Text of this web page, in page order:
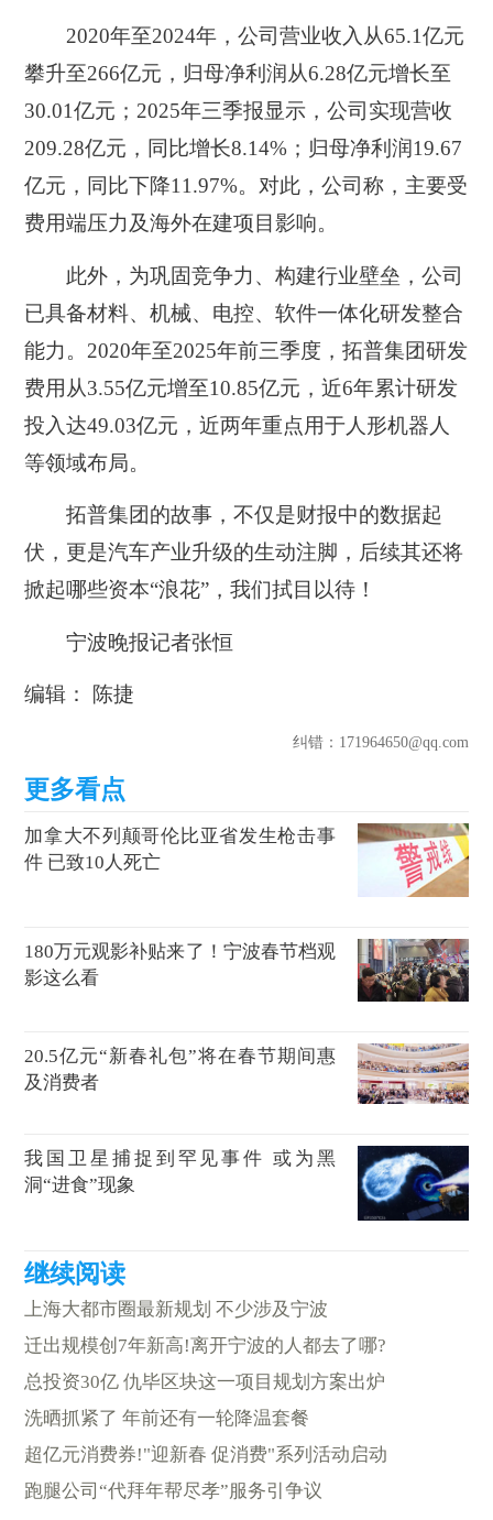
2020年至2024年，公司营业收入从65.1亿元
攀升至266亿元，归母净利润从6.28亿元增长至
30.01亿元；2025年三季报显示，公司实现营收
209.28亿元，同比增长8.14%；归母净利润19.67
亿元，同比下降11.97%。对此，公司称，主要受
费用端压力及海外在建项目影响。
此外，为巩固竞争力、构建行业壁垒，公司
已具备材料、机械、电控、软件一体化研发整合
能力。2020年至2025年前三季度，拓普集团研发
费用从3.55亿元增至10.85亿元，近6年累计研发
投入达49.03亿元，近两年重点用于人形机器人
等领域布局。
拓普集团的故事，不仅是财报中的数据起
伏，更是汽车产业升级的生动注脚，后续其还将
掀起哪些资本“浪花”，我们拭目以待！
宁波晚报记者张恒
编辑： 陈捷
纠错：171964650@qq.com
加拿大不列颠哥伦比亚省发生枪击事
件 已致10人死亡
180万元观影补贴来了！宁波春节档观
影这么看
20.5亿元“新春礼包”将在春节期间惠
及消费者
我国卫星捕捉到罕见事件 或为黑
洞“进食”现象
上海大都市圈最新规划 不少涉及宁波
迁出规模创7年新高!离开宁波的人都去了哪?
总投资30亿 仇毕区块这一项目规划方案出炉
洗晒抓紧了 年前还有一轮降温套餐
超亿元消费券!"迎新春 促消费"系列活动启动
跑腿公司“代拜年帮尽孝”服务引争议